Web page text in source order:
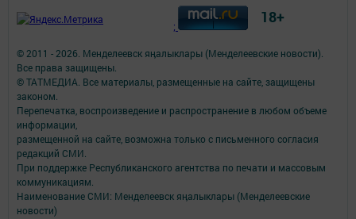
© 2011 - 2026. Менделеевск яӊалыклары (Менделеевские новости).
Все права защищены.
© ТАТМЕДИА. Все материалы, размещенные на сайте, защищены
законом.
Перепечатка, воспроизведение и распространение в любом объеме
информации,
размещенной на сайте, возможна только с письменного согласия
редакций СМИ.
При поддержке Республиканского агентства по печати и массовым
коммуникациям.
Наименование СМИ: Менделеевск яӊалыклары (Менделеевские
новости)
; 18+